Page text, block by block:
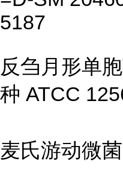
5187
反刍月形单
种 ATCC
麦氏游动微菌